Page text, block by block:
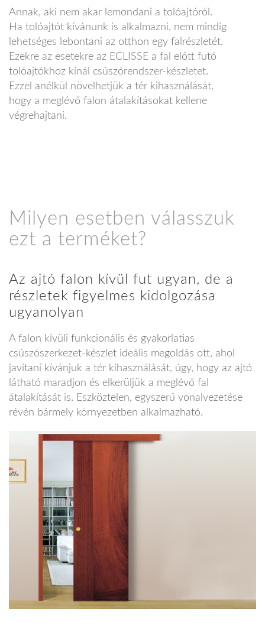
Annak, aki nem akar lemondani a tolóajtóról.
Ha tolóajtót kívánunk is alkalmazni, nem mindig
lehetséges lebontani az otthon egy falrészletét.
Ezekre az esetekre az ECLISSE a fal előtt futó
tolóajtókhoz kínál csúszórendszer-készletet.
Ezzel anélkül növelhetjük a tér kihasználását,
hogy a meglévő falon átalakításokat kellene
végrehajtani.
Milyen esetben válasszuk
ezt a terméket?
Az ajtó falon kívül fut ugyan, de a
részletek figyelmes kidolgozása
ugyanolyan
A falon kívüli funkcionális és gyakorlatias
csúszószerkezet-készlet ideális megoldás ott, ahol
javítani kívánjuk a tér kihasználását, úgy, hogy az ajtó
látható maradjon és elkerüljük a meglévő fal
átalakítását is. Eszköztelen, egyszerű vonalvezetése
révén bármely környezetben alkalmazható.